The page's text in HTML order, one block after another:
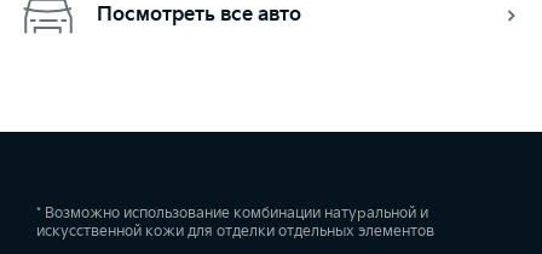
Посмотреть все авто
* Возможно использование комбинации натуральной и
искусственной кожи для отделки отдельных элементов